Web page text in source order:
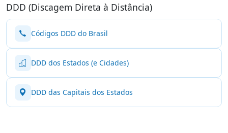
DDD (Discagem Direta à Distância)
Códigos DDD do Brasil
DDD dos Estados (e Cidades)
DDD das Capitais dos Estados